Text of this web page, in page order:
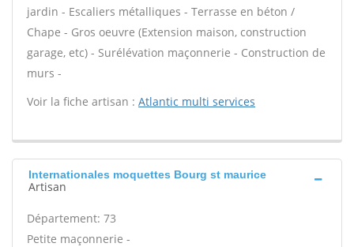
jardin - Escaliers métalliques - Terrasse en béton /
Chape - Gros oeuvre (Extension maison, construction
garage, etc) - Surélévation maçonnerie - Construction de
murs -
Voir la fiche artisan : Atlantic multi services
Internationales moquettes Bourg st maurice
Artisan
Département: 73
Petite maçonnerie -